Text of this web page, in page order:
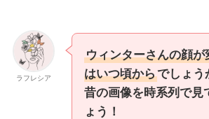
ラフレシア
ウィンターさんの顔が
はいつ頃からでしょう
昔の画像を時系列で見
ょう！